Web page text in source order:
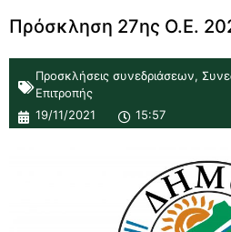
Πρόσκληση 27ης Ο.Ε.
Προσκλήσεις συνεδριάσεων,
Επιτροπής
19/11/2021
15:57